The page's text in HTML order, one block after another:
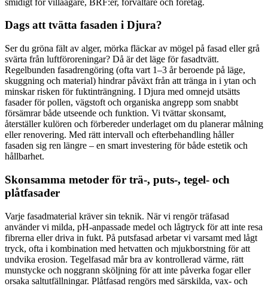
Dags att tvätta fasaden i Djura?
Ser du gröna fält av alger, mörka fläckar av mögel på fasad eller grå
svärta från luftföroreningar? Då är det läge för fasadtvätt.
Regelbunden fasadrengöring (ofta vart 1–3 år beroende på läge,
skuggning och material) hindrar påväxt från att tränga in i ytan och
minskar risken för fuktinträngning. I Djura med omnejd utsätts
fasader för pollen, vägstoft och organiska angrepp som snabbt
försämrar både utseende och funktion. Vi tvättar skonsamt,
återställer kulören och förbereder underlaget om du planerar målning
eller renovering. Med rätt intervall och efterbehandling håller
fasaden sig ren längre – en smart investering för både estetik och
hållbarhet.
Skonsamma metoder för trä-, puts-, tegel- och
plåtfasader
Varje fasadmaterial kräver sin teknik. När vi rengör träfasad
använder vi milda, pH-anpassade medel och lågtryck för att inte resa
fibrerna eller driva in fukt. På putsfasad arbetar vi varsamt med lågt
tryck, ofta i kombination med hetvatten och mjukborstning för att
undvika erosion. Tegelfasad mår bra av kontrollerad värme, rätt
munstycke och noggrann sköljning för att inte påverka fogar eller
orsaka saltutfällningar. Plåtfasad rengörs med särskilda, vax- och